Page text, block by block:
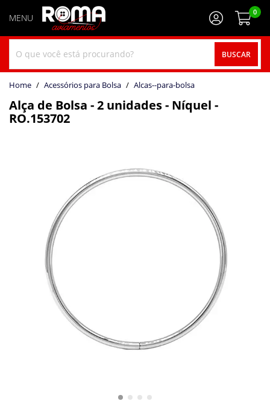
BUSCAR
0
home Acessórios para Bolsa alcas--para-bolsa
Alça de Bolsa - 2 unidades - Níquel -
RO.153702